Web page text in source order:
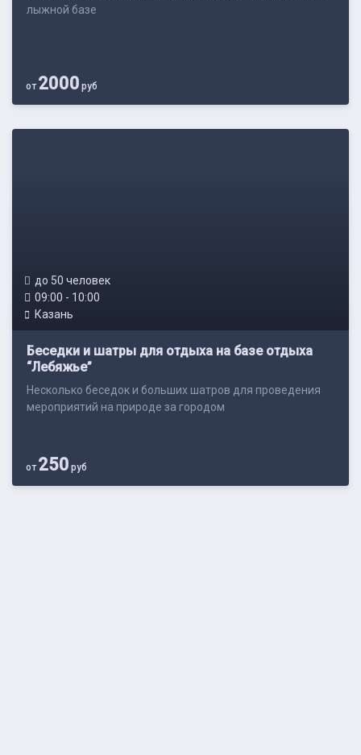
лыжной базе
от2000 руб
до 50 человек
09:00 - 10:00
Казань
Беседки и шатры для отдыха на базе отдыха
“Лебяжье”
Несколько беседок и больших шатров для проведения
мероприятий на природе за городом
от250 руб